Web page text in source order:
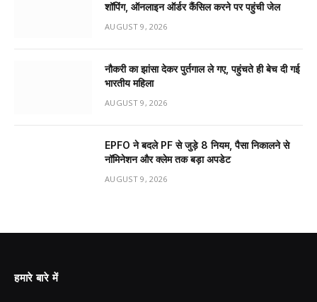
शॉपिंग, ऑनलाइन ऑर्डर कैंसिल करने पर पहुंची जेल
AUGUST 9, 2026
नौकरी का झांसा देकर पुर्तगाल ले गए, पहुंचते ही बेच दी गई
भारतीय महिला
AUGUST 9, 2026
EPFO ने बदले PF से जुड़े 8 नियम, पैसा निकालने से
नॉमिनेशन और क्लेम तक बड़ा अपडेट
AUGUST 9, 2026
हमारे बारे में